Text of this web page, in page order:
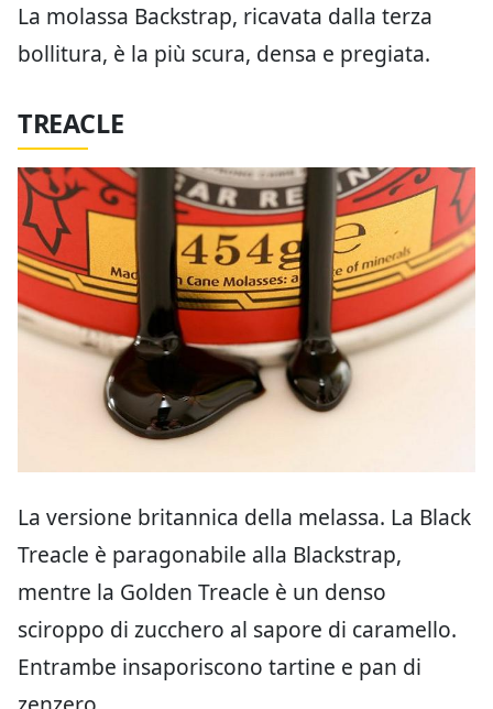
La molassa Backstrap, ricavata dalla terza
bollitura, è la più scura, densa e pregiata.
TREACLE
La versione britannica della melassa. La Black
Treacle è paragonabile alla Blackstrap,
mentre la Golden Treacle è un denso
sciroppo di zucchero al sapore di caramello.
Entrambe insaporiscono tartine e pan di